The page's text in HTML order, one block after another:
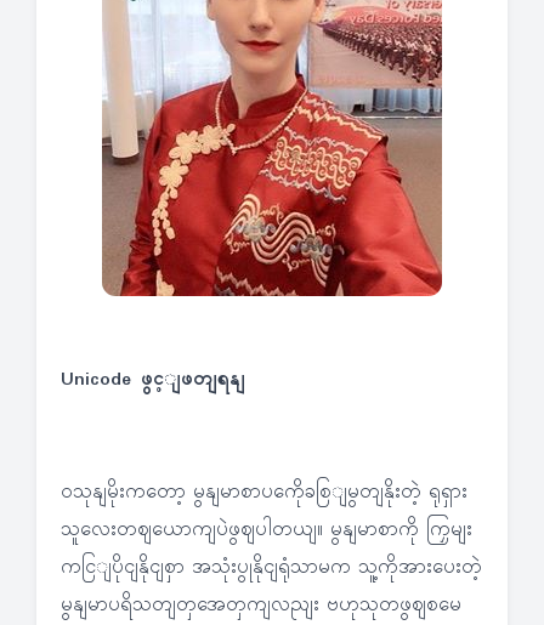
Unicode ဖွင့ျဖတျရနျ
ဝသုနျမိုးကတော့ မွနျမာစာပကေိုခစြျမွတျနိုးတဲ့ ရုရှား
သူလေးတဈယောကျပဲဖွဈပါတယျ။ မွနျမာစာကို ကြှမျး
ကငြျပိုငျနိုငျစှာ အသုံးပွုနိုငျရုံသာမက သူ့ကိုအားပေးတဲ့
မွနျမာပရိသတျတှအေတှကျလညျး ဗဟုသုတဖွဈစမေ